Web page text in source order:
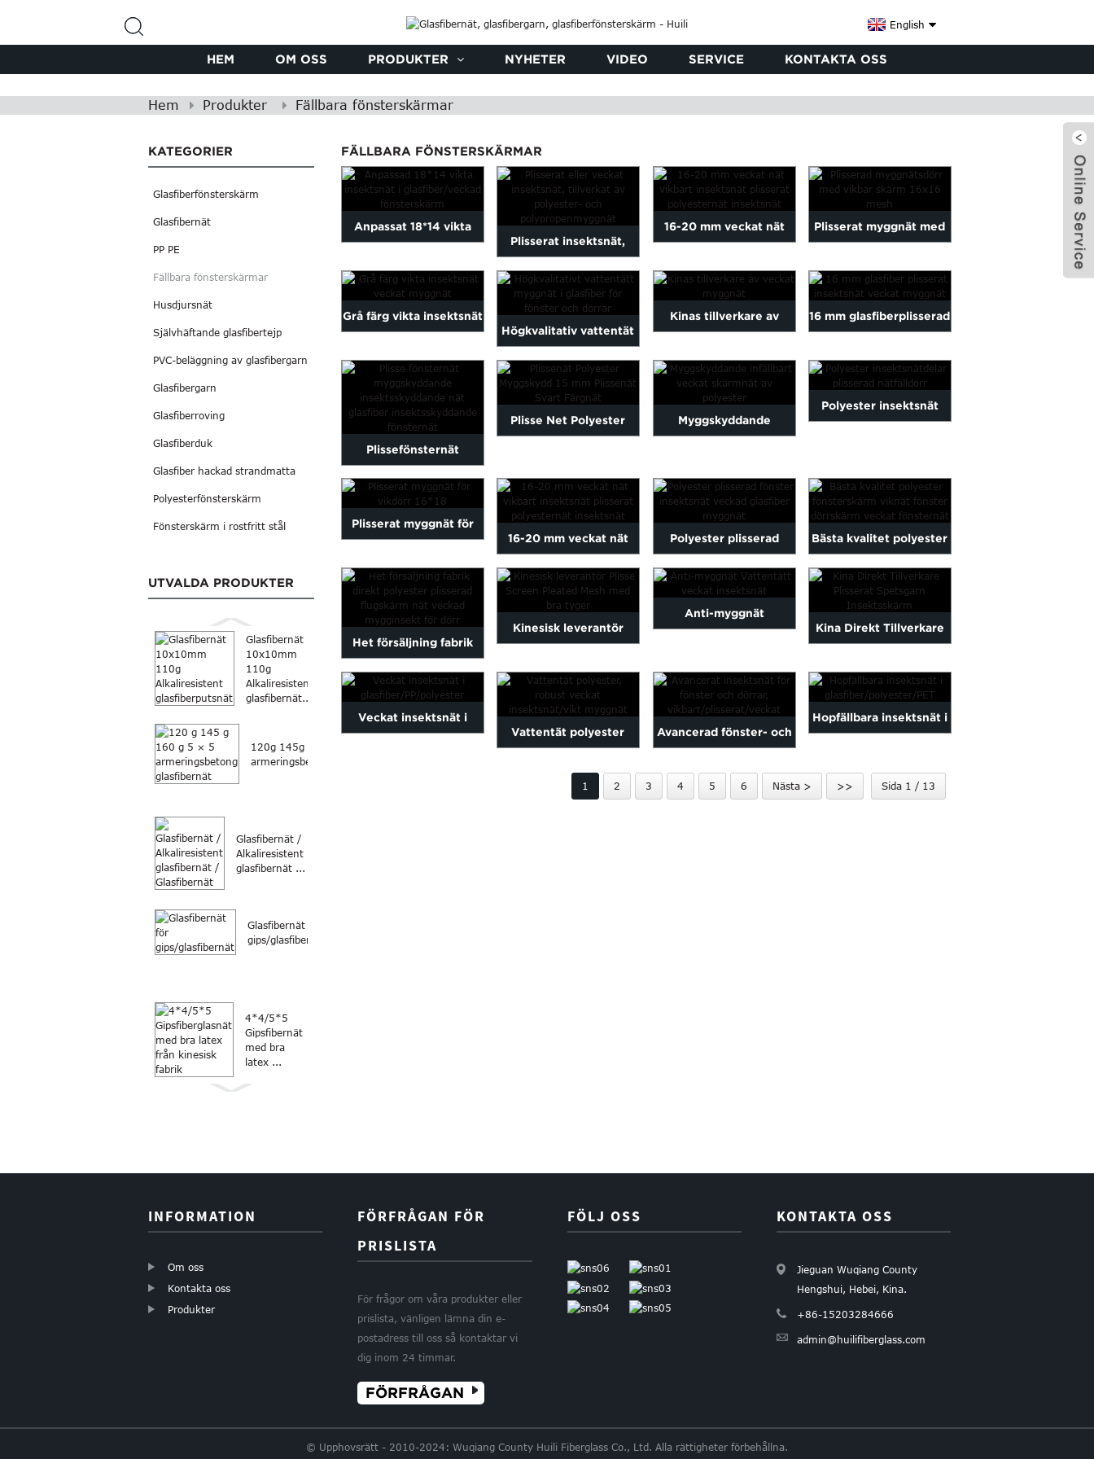
English
HEM OM OSS PRODUKTER NYHETER VIDEO SERVICE KONTAKTA OSS
Hem Produkter Fällbara fönsterskärmar
KATEGORIER
Glasfiberfönsterskärm
Glasfibernät
PP PE
Fällbara fönsterskärmar
Husdjursnät
Självhäftande glasfibertejp
PVC-beläggning av glasfibergarn
Glasfibergarn
Glasfiberroving
Glasfiberduk
Glasfiber hackad strandmatta
Polyesterfönsterskärm
Fönsterskärm i rostfritt stål
UTVALDA PRODUKTER
Glasfibernät
10x10mm
110g
Alkaliresistent
glasfibernät...
120g 145g 160g 5×5
armeringsbetongfiber...
Glasfibernät /
Alkaliresistent
glasfibernät ...
Glasfibernät för
gips/glasfibernät
4*4/5*5
Gipsfibernät
med bra
latex ...
Glasfiberrullar
fönsterskärm
Glasfibernät
upprullningsbart...
FÄLLBARA FÖNSTERSKÄRMAR
Anpassat 18*14 vikta
glasfiber ...
Plisserat insektsnät,
tillverkat av polyester...
16-20 mm veckat nät Plisserat myggnät med
Grå färg vikta insektsnät
Högkvalitativ vattentät
glasfiberplissenät ...
Kinas tillverkare av 16 mm glasfiberplisserad
mosquito...
Plissefönsternät
Myggskyddande
insektsskyddande nät ...
Plisse Net Polyester
Plisse ...
Myggskyddande
polyesterveckad
skärm...
Polyester insektsnät
Plisserat myggnät för
16-20 mm veckat nät
vikbart insektsnät...
Polyester plisserad
insektsnät för fönster ...
Bästa kvalitet polyester
fönsterskärm vikbar ne
...
Het försäljning fabrik
direkt polyester plisse
flugskydd ...
Kinesisk leverantör
Mesh With...
Anti-myggnät
insektsnät
Kina Direkt Tillverkare
Ins...
Veckat insektsnät i
Vattentät polyester
insektsvindjacka...
Avancerad fönster- och
vikbara/plisserade/...
Hopfällbara insektsnät i
1 2 3 4 5 6 Nästa > >> Sida 1 / 13
INFORMATION
Om oss
Kontakta oss
Produkter
FÖRFRÅGAN FÖR
PRISLISTA
För frågor om våra produkter eller
prislista, vänligen lämna din e-
postadress till oss så kontaktar vi
dig inom 24 timmar.
FÖRFRÅGAN
FÖLJ OSS KONTAKTA OSS
Jieguan Wuqiang County
Hengshui, Hebei, Kina.
+86-15203284666
admin@huilifiberglass.com
© Upphovsrätt - 2010-2024: Wuqiang County Huili Fiberglass Co., Ltd. Alla rättigheter förbehållna.